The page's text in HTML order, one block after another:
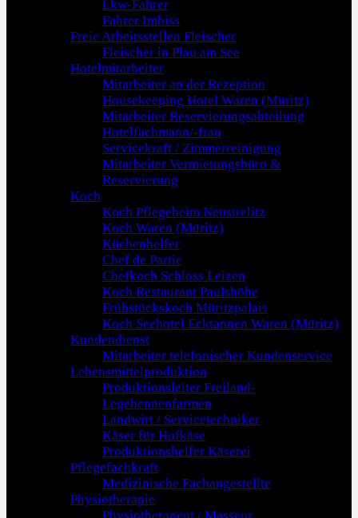
Lkw-Fahrer
Fahrer Imbiss
Freie Arbeitsstellen Fleischer
Fleischer in Plau am See
Hotelmitarbeiter
Mitarbeiter an der Rezeption
Housekeeping Hotel Waren (Müritz)
Mitarbeiter Reservierungsabteilung
Hotelfachmann/-frau
Servicekraft / Zimmerreinigung
Mitarbeiter Vermietungsbüro &
Reservierung
Koch
Koch Pflegeheim Neustrelitz
Koch Waren (Müritz)
Küchenhelfer
Chef de Partie
Chefkoch Schloss Leizen
Koch Restaurant Paulshöhe
Frühstückskoch Müritzpalais
Koch Seehotel Ecktannen Waren (Müritz)
Kundendienst
Mitarbeiter telefonischer Kundenservice
Lebensmittelproduktion
Produktionsleiter Freiland-
Legehennenfarmen
Landwirt / Servicetechniker
Käser für Hofkäse
Produktionshelfer Käserei
Pflegefachkraft
Medizinische Fachangestellte
Physiotherapie